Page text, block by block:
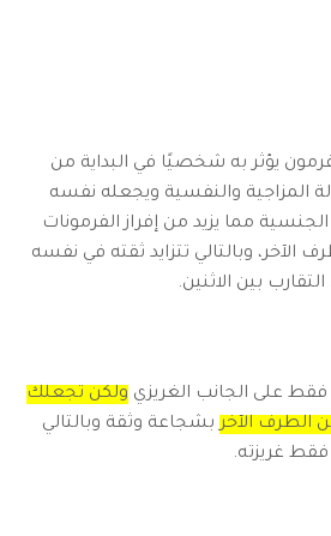
يؤثر به شخصيًا في البداية من
المزاجية والنفسية ويجعله نفسه
الجنسية مما يزيد من إفراز الفرمونات
الآخر، وبالتالي تتزايد ثقته في نفسه
بين الاثنين.
فقط على الجانب الغريزي ولكن تجعلك
الطرف الآخربشجاعة وثقة وبالتالي
غريزته.